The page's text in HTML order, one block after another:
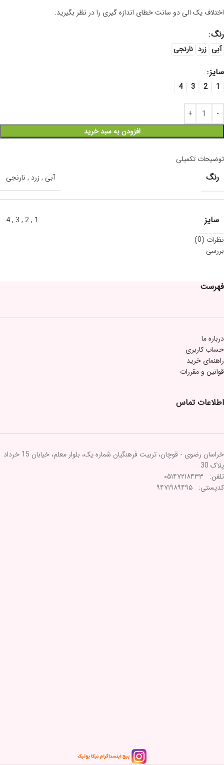
اختلاف یک الی دو سانت خطای اندازه گیری را در نظر بگیرید.
رنگ
آبی زرد نارنجی
سایز
1
2
3
4
افزودن به سبد خرید
توضیحات تکمیلی
رنگ آبی , زرد , نارنجی
سایز 1
,
2
,
3
,
4
نظرات (0)
بررسی
فهرست
درباره ما
حساب کاربری
راهنمای خرید
قوانین و مقررات
اطلاعات تماس
خراسان رضوی - قوچان، تربیت فرهنگیان شماره یک، بلوار معلم، خیابان 15 خرداد
پلاک 30
تلفن: ۰۵۱۴۷۲۱۸۴۳۳
کدپستی: ۹۴۷۱۹۸۹۴۹۵